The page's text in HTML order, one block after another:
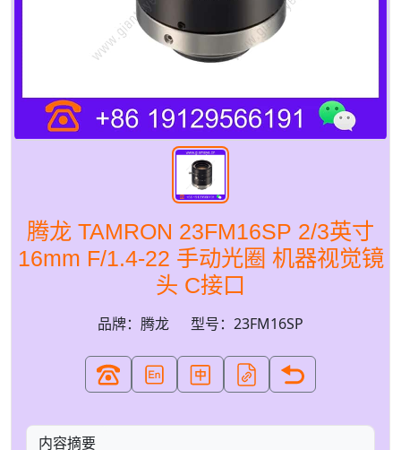
腾龙 TAMRON 23FM16SP 2/3英寸
16mm F/1.4-22 手动光圈 机器视觉镜
头 C接口
品牌：腾龙 型号：23FM16SP
内容摘要